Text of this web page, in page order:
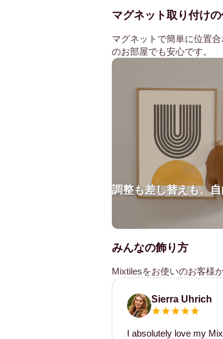
マグネット取り付け
マグネットで簡単に位置
のお部屋でも安心です。
調整も差し替えも、
みんなの飾り方
Mixtilesをお使いのお客様
Sierra Uhrich
I absolutely love my